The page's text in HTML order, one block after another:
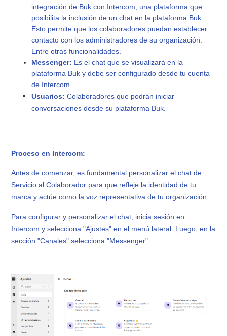
integración de Buk con Intercom, una plataforma que
posibilita la inclusión de un chat en la plataforma Buk.
Esto permite que los colaboradores puedan establecer
contacto con los administradores de su organización.
Entre otras funcionalidades.
Messenger: Es el chat que se visualizará en la
plataforma Buk y debe ser configurado desde tu cuenta
de Intercom.
Usuarios: Colaboradores que podrán iniciar
conversaciones desde su plataforma Buk.
Proceso en Intercom:
Antes de comenzar, es fundamental personalizar el chat de
Servicio al Colaborador para que refleje la identidad de tu
marca y actúe como la voz representativa de tu organización.
Para configurar y personalizar el chat, inicia sesión en
Intercomy selecciona "Ajustes" en el menú lateral. Luego, en la
sección "Canales" selecciona "Messenger"